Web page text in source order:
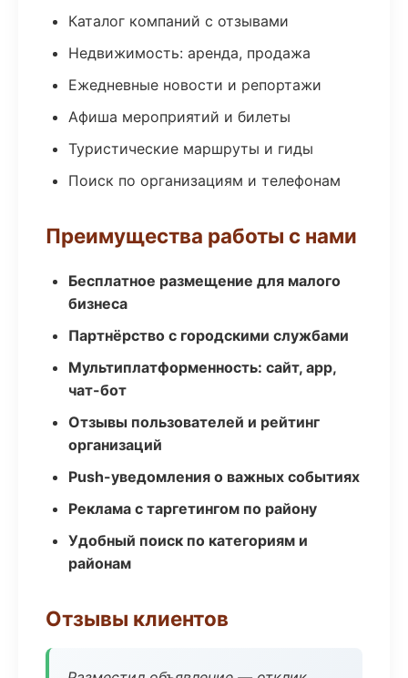
Каталог компаний с отзывами
Недвижимость: аренда, продажа
Ежедневные новости и репортажи
Афиша мероприятий и билеты
Туристические маршруты и гиды
Поиск по организациям и телефонам
Преимущества работы с нами
Бесплатное размещение для малого
бизнеса
Партнёрство с городскими службами
Мультиплатформенность: сайт, app,
чат-бот
Отзывы пользователей и рейтинг
организаций
Push-уведомления о важных событиях
Реклама с таргетингом по району
Удобный поиск по категориям и
районам
Отзывы клиентов